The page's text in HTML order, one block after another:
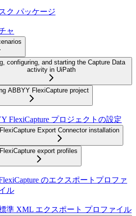
ク パッケージ
ャ
configuring, and starting the Capture Data
activity in UiPath
ABBYY FlexiCapture project
FlexiCapture プロジェクトの設定
FlexiCapture Export Connector installation
FlexiCapture export profiles
のエクスポートプロファ
ル
準 XML エクスポート プロファイル